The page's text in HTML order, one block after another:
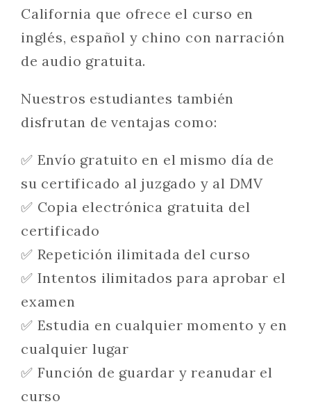
California que ofrece el curso en
inglés, español y chino con narración
de audio gratuita.
Nuestros estudiantes también
disfrutan de ventajas como:
✅ Envío gratuito en el mismo día de
su certificado al juzgado y al DMV
✅ Copia electrónica gratuita del
certificado
✅ Repetición ilimitada del curso
✅ Intentos ilimitados para aprobar el
examen
✅ Estudia en cualquier momento y en
cualquier lugar
✅ Función de guardar y reanudar el
curso